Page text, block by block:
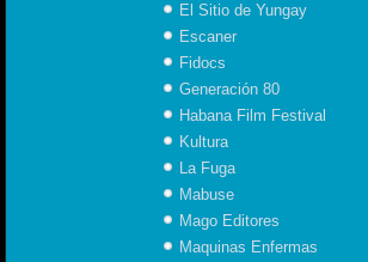
El Sitio de Yungay
Escaner
Fidocs
Generación 80
Habana Film Festival
Kultura
La Fuga
Mabuse
Mago Editores
Maquinas Enfermas